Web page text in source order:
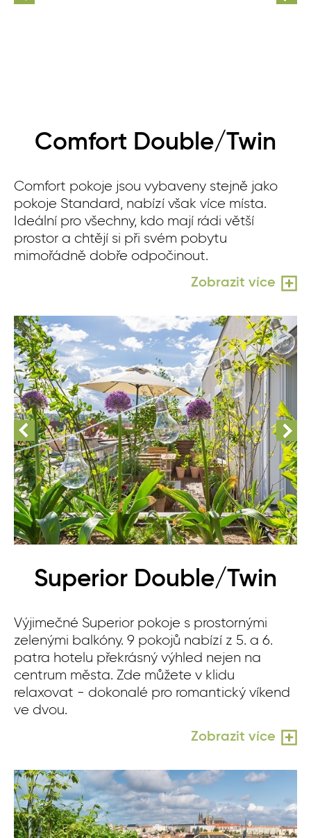
Comfort Double/Twin
Comfort pokoje jsou vybaveny stejně jako
pokoje Standard, nabízí však více místa.
Ideální pro všechny, kdo mají rádi větší
prostor a chtějí si při svém pobytu
mimořádně dobře odpočinout.
Zobrazit více
Superior Double/Twin
Výjimečné Superior pokoje s prostornými
zelenými balkóny. 9 pokojů nabízí z 5. a 6.
patra hotelu překrásný výhled nejen na
centrum města. Zde můžete v klidu
relaxovat - dokonalé pro romantický víkend
ve dvou.
Zobrazit více